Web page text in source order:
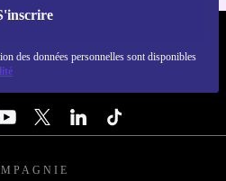
des données personnelles sont disponibles